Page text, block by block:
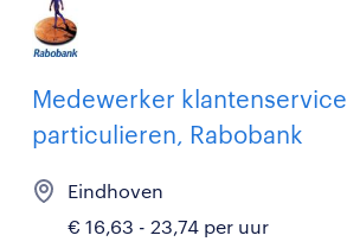
Medewerker klantenservice
particulieren, Rabobank
Eindhoven
€ 16,63 - 23,74 per uur